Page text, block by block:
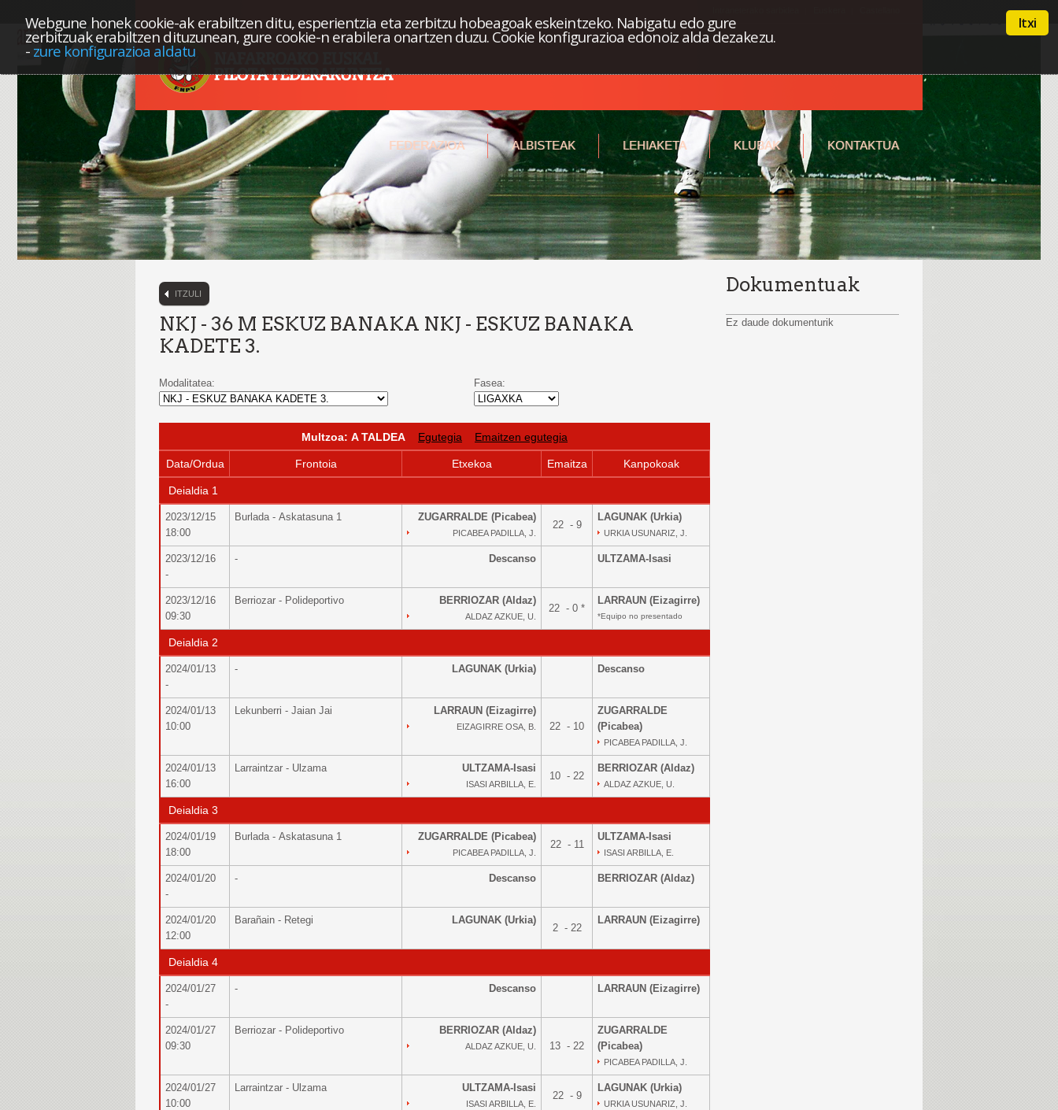
Webgune honek cookie-ak erabiltzen ditu, esperientzia eta zerbitzu hobeagoak eskeintzeko. Nabigatu edo gure
zerbitzuak erabiltzen dituzunean, gure cookie-n erabilera onartzen duzu. Cookie konfigurazioa edonoiz alda dezakezu.
- zure konfigurazioa aldatu
Itxi
FEDERAZIOA ALBISTEAK LEHIAKETA KLUBAK KONTAKTUA
ITZULI
NKJ - 36 M ESKUZ BANAKA NKJ - ESKUZ BANAKA
KADETE 3.
Modalitatea: Fasea:
Multzoa: A TALDEA Egutegia Emaitzen egutegia
Data/Ordua Frontoia Etxekoa Emaitza Kanpokoak
Deialdia 1
2023/12/15
18:00
Burlada - Askatasuna 1 ZUGARRALDE (Picabea)
PICABEA PADILLA, J.
22 - 9
LAGUNAK (Urkia)
URKIA USUNARIZ, J.
2023/12/16
-
- Descanso ULTZAMA-Isasi
2023/12/16
09:30
Berriozar - Polideportivo BERRIOZAR (Aldaz)
ALDAZ AZKUE, U.
22 - 0 *
LARRAUN (Eizagirre)
*Equipo no presentado
Deialdia 2
2024/01/13
-
- LAGUNAK (Urkia) Descanso
2024/01/13
10:00
Lekunberri - Jaian Jai LARRAUN (Eizagirre)
EIZAGIRRE OSA, B. 22 - 10
ZUGARRALDE
(Picabea)
PICABEA PADILLA, J.
2024/01/13
16:00
Larraintzar - Ulzama ULTZAMA-Isasi
ISASI ARBILLA, E.
10 - 22
BERRIOZAR (Aldaz)
ALDAZ AZKUE, U.
Deialdia 3
2024/01/19
18:00
Burlada - Askatasuna 1 ZUGARRALDE (Picabea)
PICABEA PADILLA, J.
22 - 11
ULTZAMA-Isasi
ISASI ARBILLA, E.
2024/01/20
-
- Descanso BERRIOZAR (Aldaz)
2024/01/20
12:00
Barañain - Retegi LAGUNAK (Urkia)
2 - 22
LARRAUN (Eizagirre)
Deialdia 4
2024/01/27
-
- Descanso LARRAUN (Eizagirre)
2024/01/27
09:30
Berriozar - Polideportivo BERRIOZAR (Aldaz)
ALDAZ AZKUE, U. 13 - 22
ZUGARRALDE
(Picabea)
PICABEA PADILLA, J.
2024/01/27
10:00
Larraintzar - Ulzama ULTZAMA-Isasi
ISASI ARBILLA, E.
22 - 9
LAGUNAK (Urkia)
URKIA USUNARIZ, J.
Dokumentuak
Ez daude dokumenturik